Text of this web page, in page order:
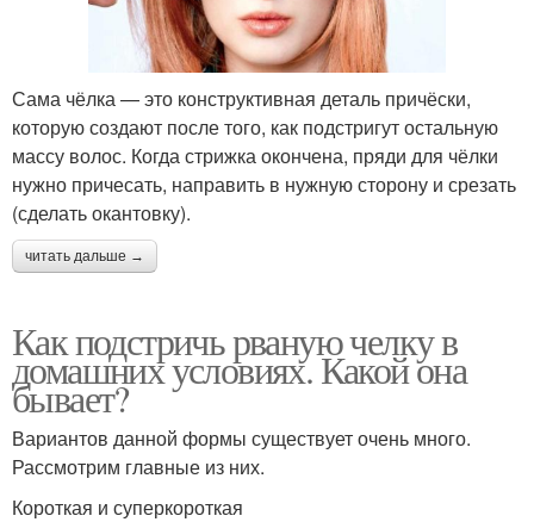
Сама чёлка — это конструктивная деталь причёски,
которую создают после того, как подстригут остальную
массу волос. Когда стрижка окончена, пряди для чёлки
нужно причесать, направить в нужную сторону и срезать
(сделать окантовку).
читать дальше →
Как подстричь рваную челку в
домашних условиях. Какой она
бывает?
Вариантов данной формы существует очень много.
Рассмотрим главные из них.
Короткая и суперкороткая